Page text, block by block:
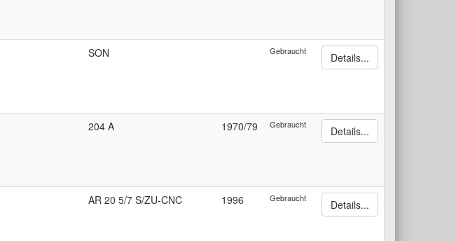
SON Gebraucht Details...
204 A 1970/79 Gebraucht Details...
AR 20 5/7 S/ZU-CNC 1996 Gebraucht Details...